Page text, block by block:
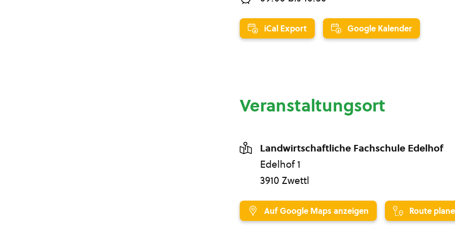
iCal Export Google Kalender
Veranstaltungsort
Landwirtschaftliche Fachschule Edelhof
Edelhof 1
3910 Zwettl
Auf Google Maps anzeigen Route